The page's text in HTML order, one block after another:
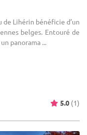
de Lihérin bénéficie d’un
belges. Entouré de
panorama ...
5.0 (1)